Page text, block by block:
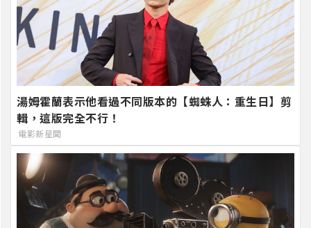
湯姆霍蘭表示他看過不同版本的【蜘蛛人：重生日】剪
輯，這版完全不行！
電影新星聞